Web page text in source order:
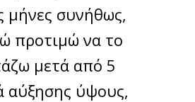
μήνες συνήθως,
προτιμώ να το
μετά από 5
αύξησης ύψους,